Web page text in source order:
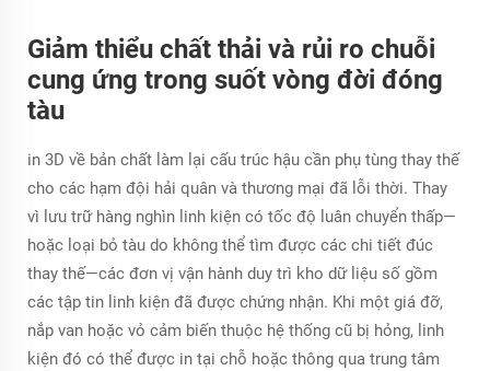
Giảm thiểu chất thải và rủi ro chuỗi
cung ứng trong suốt vòng đời đóng
tàu
in 3D về bản chất làm lại cấu trúc hậu cần phụ tùng thay thế
cho các hạm đội hải quân và thương mại đã lỗi thời. Thay
vì lưu trữ hàng nghìn linh kiện có tốc độ luân chuyển thấp—
hoặc loại bỏ tàu do không thể tìm được các chi tiết đúc
thay thế—các đơn vị vận hành duy trì kho dữ liệu số gồm
các tập tin linh kiện đã được chứng nhận. Khi một giá đỡ,
nắp van hoặc vỏ cảm biến thuộc hệ thống cũ bị hỏng, linh
kiện đó có thể được in tại chỗ hoặc thông qua trung tâm